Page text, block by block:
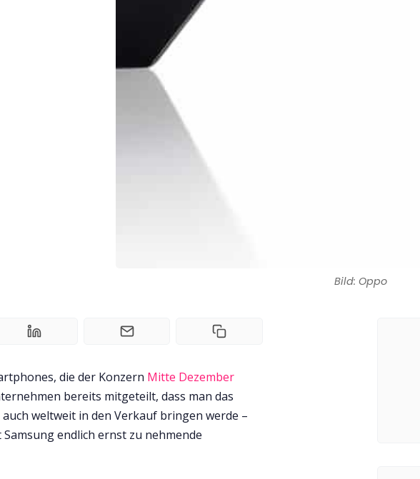
Bild: Oppo
die der Konzern Mitte Dezember
bereits mitgeteilt, dass man das
weltweit in den Verkauf bringen werde –
endlich ernst zu nehmende